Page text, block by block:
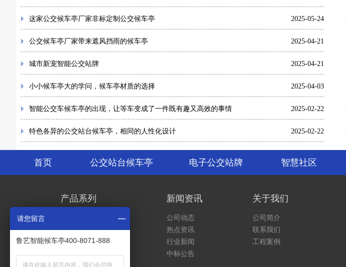
这家公交候车亭厂家非标定制公交候车亭 2025-05-24
公交候车亭厂家带来遮风挡雨的候车亭 2025-04-21
城市新宠智能公交站牌 2025-04-21
小小候车亭大的学问，候车亭材质的选择 2025-04-03
智能公交车候车亭的出现，让等车变成了一件既有趣又高效的事情 2025-02-22
特色各异的公交站台候车亭，相同的人性化设计 2025-02-22
首页 公交站台候车亭 电子公交站牌 智慧社区
产品系列
电子公交站牌
社区电动车充电棚
出租车招停站牌
新闻资讯
公司动态
热点资讯
行业新闻
中标公告
关于我们
公司简介
联系我们
工程案例
请您留言
鲁艺智能候车亭400-8071-888